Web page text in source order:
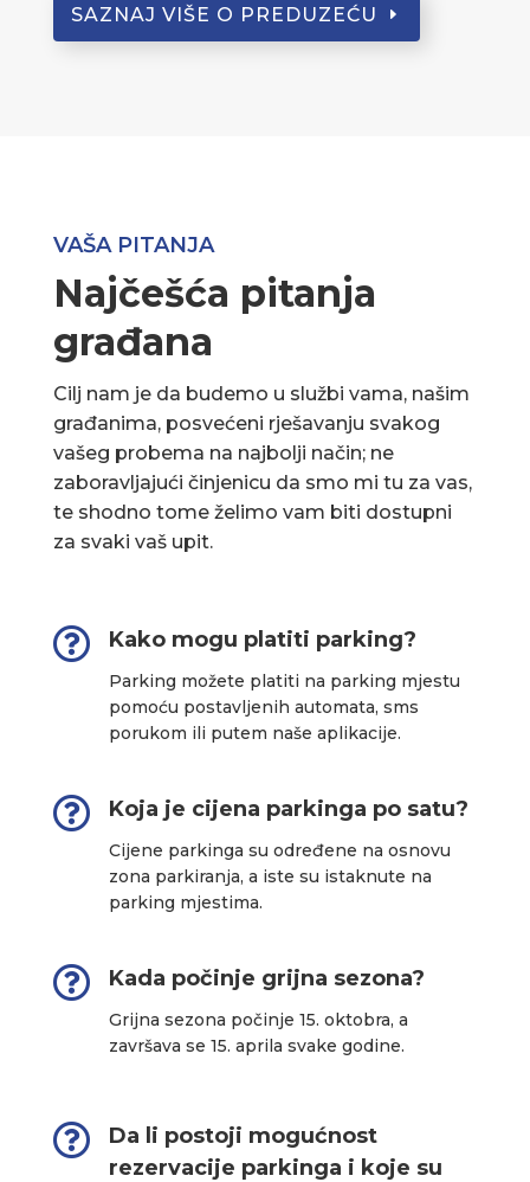
SAZNAJ VIŠE O PREDUZEĆU
VAŠA PITANJA
Najčešća pitanja
građana
Cilj nam je da budemo u službi vama, našim
građanima, posvećeni rješavanju svakog
vašeg probema na najbolji način; ne
zaboravljajući činjenicu da smo mi tu za vas,
te shodno tome želimo vam biti dostupni
za svaki vaš upit.
 Kako mogu platiti parking?
Parking možete platiti na parking mjestu
pomoću postavljenih automata, sms
porukom ili putem naše aplikacije.
 Koja je cijena parkinga po satu?
Cijene parkinga su određene na osnovu
zona parkiranja, a iste su istaknute na
parking mjestima.
 Kada počinje grijna sezona?
Grijna sezona počinje 15. oktobra, a
završava se 15. aprila svake godine.

Da li postoji mogućnost
rezervacije parkinga i koje su